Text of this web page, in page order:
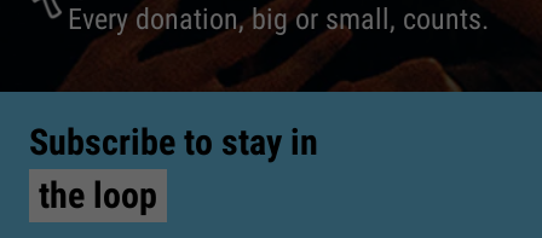
Every donation, big or small, counts.
Subscribe to stay in
the loop